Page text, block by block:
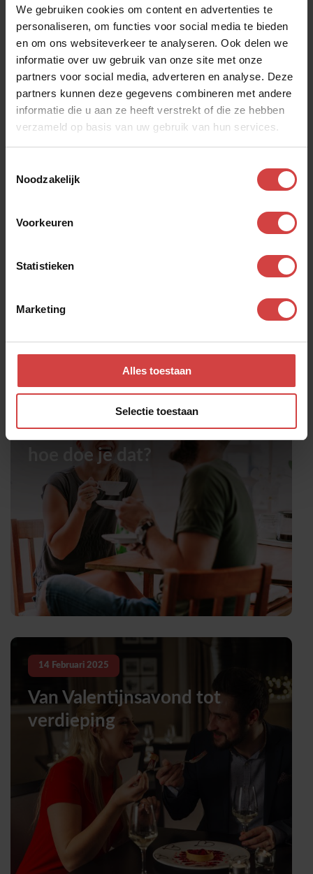
We gebruiken cookies om content en advertenties te
personaliseren, om functies voor social media te bieden
en om ons websiteverkeer te analyseren. Ook delen we
informatie over uw gebruik van onze site met onze
partners voor social media, adverteren en analyse. Deze
partners kunnen deze gegevens combineren met andere
informatie die u aan ze heeft verstrekt of die ze hebben
verzameld op basis van uw gebruik van hun services.
Noodzakelijk
Voorkeuren
Statistieken
Marketing
Alles toestaan
Selectie toestaan
Maart
Liefde is een werkwoord, maar
hoe doe je dat?
14 Februari 2025
Van Valentijnsavond tot
verdieping